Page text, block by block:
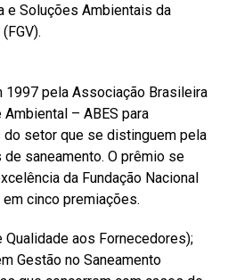
e Soluções Ambientais da
1997 pela Associação Brasileira
Ambiental – ABES para
setor que se distinguem pela
saneamento. O prêmio se
da Fundação Nacional
cinco premiações.
Qualidade aos Fornecedores);
Gestão no Saneamento